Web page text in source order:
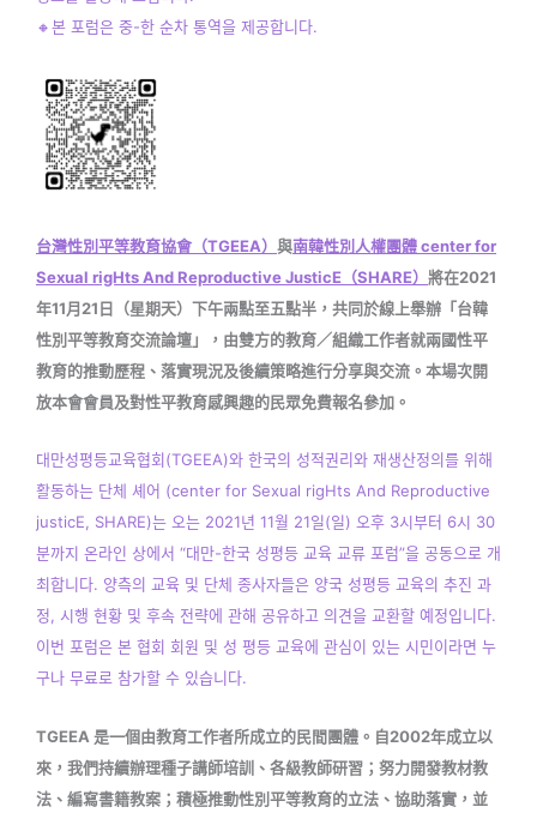
🔸본 포럼은 중-한 순차 통역을 제공합니다.
台灣性別平等教育協會（TGEEA） 與南韓性別人權團體 center for
Sexual rigHts And Reproductive JusticE（SHARE） 將在2021
年11月21日（星期天）下午兩點至五點半，共同於線上舉辦「台韓
性別平等教育交流論壇」，由雙方的教育／組織工作者就兩國性平
教育的推動歷程、落實現況及後續策略進行分享與交流。本場次開
放本會會員及對性平教育感興趣的民眾免費報名參加。
대만성평등교육협회(TGEEA)와 한국의 성적권리와 재생산정의를 위해
활동하는 단체 셰어 (center for Sexual rigHts And Reproductive
justicE, SHARE)는 오는 2021년 11월 21일(일) 오후 3시부터 6시 30
분까지 온라인 상에서 “대만-한국 성평등 교육 교류 포럼”을 공동으로 개
최합니다. 양측의 교육 및 단체 종사자들은 양국 성평등 교육의 추진 과
정, 시행 현황 및 후속 전략에 관해 공유하고 의견을 교환할 예정입니다.
이번 포럼은 본 협회 회원 및 성 평등 교육에 관심이 있는 시민이라면 누
구나 무료로 참가할 수 있습니다.
TGEEA 是一個由教育工作者所成立的民間團體。自2002年成立以
來，我們持續辦理種子講師培訓、各級教師研習；努力開發教材教
法、編寫書籍教案；積極推動性別平等教育的立法、協助落實，並